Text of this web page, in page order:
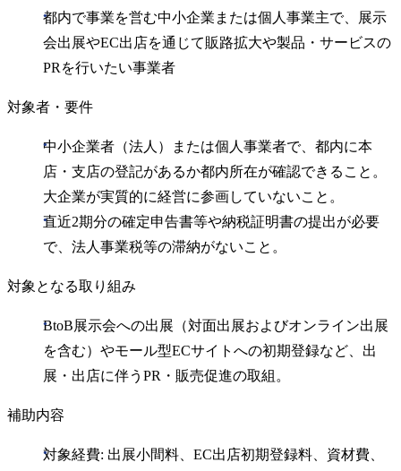
都内で事業を営む中小企業または個人事業主で、展示
会出展やEC出店を通じて販路拡大や製品・サービスの
PRを行いたい事業者
対象者・要件
中小企業者（法人）または個人事業者で、都内に本
店・支店の登記があるか都内所在が確認できること。
大企業が実質的に経営に参画していないこと。
直近2期分の確定申告書等や納税証明書の提出が必要
で、法人事業税等の滞納がないこと。
対象となる取り組み
BtoB展示会への出展（対面出展およびオンライン出展
を含む）やモール型ECサイトへの初期登録など、出
展・出店に伴うPR・販売促進の取組。
補助内容
対象経費: 出展小間料、EC出店初期登録料、資材費、